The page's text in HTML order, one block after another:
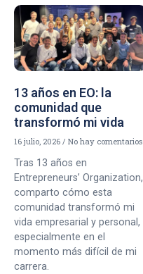
13 años en EO: la
comunidad que
transformó mi vida
16 julio, 2026 No hay comentarios
Tras 13 años en
Entrepreneurs’ Organization,
comparto cómo esta
comunidad transformó mi
vida empresarial y personal,
especialmente en el
momento más difícil de mi
carrera.